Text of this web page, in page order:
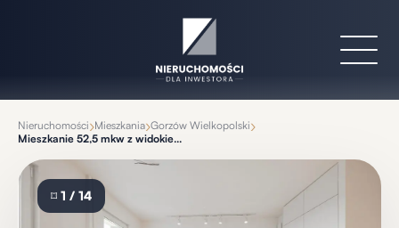
Nieruchomości›Mieszkania›Gorzów Wielkopolski›
Mieszkanie 52,5 mkw z widokiem, 3 pokoje, Dolinki
⌑ 1 / 14